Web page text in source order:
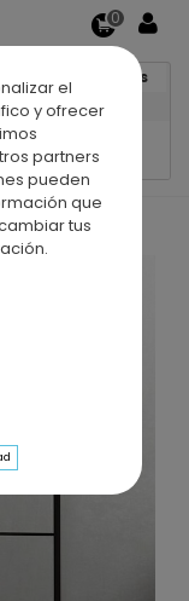
el
y ofrecer
partners
pueden
que
tus
0
de douche fixes
BLACK